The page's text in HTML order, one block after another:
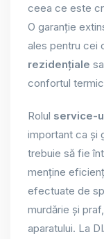
ceea ce este
O garanție
ales pentru cei
rezidențiale
confortul
Rolul service-
important ca și
trebuie să fie
menține
efectuate de
murdărie și
aparatului. La